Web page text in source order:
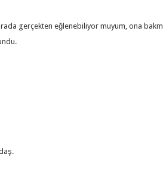
gerçekten eğlenebiliyor muyum, ona